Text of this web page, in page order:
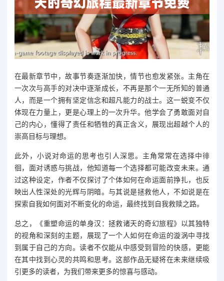
在最新章节中，故事节奏逐渐加快，情节也愈发紧张。主角在
一次次与高手的对决中逐渐成长，不再是那个一无所知的普通
人，而是一个拥有坚定信念和超凡能力的战士。这一蜕变不仅
体现在力量上，更是心理上的一次升华。他学会了勇敢面对自
己的内心，懂得了责任和牺牲的真正含义，展现出超越个人的
崇高目标与理想。
此外，小说对命运的思考也引人深思。主角常常在选择中徘
徊，面对诱惑与挑战，他知道每一个选择都可能改变未来。通
过这种设定，作者不仅探讨了个体如何在命运面前挣扎，也反
映出人性深处的光辉与阴暗。与其说是拯救他人，不如说是在
探索自我如何面对不断变化的命运，最终找到自我救赎之路。
总之，《重塑命运的单身汉：拯救诸天的奇幻旅程》以其独特
的视角和深刻的主题，展现了一个人如何在命运的漩涡中寻找
到属于自己的方向。读者不仅能从中感受到冒险的快感，更能
在其中找到心灵的共鸣和思考。这部作品无疑将在未来继续吸
引更多的读者，为我们带来更多的惊喜与感动。